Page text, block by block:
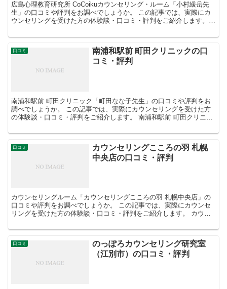
広島心理教育研究所 CoCoikuカウンセリング・ルーム「小村緩岳先
生」の口コミや評判をお調べでしょうか。 この記事では、実際にカ
ウンセリングを受けた方の体験談・口コミ・評判をご紹介します。
口コミ
南浦和駅前 町田クリニックの口
コミ・評判
南浦和駅前 町田クリニック「町田なな子先生」の口コミや評判をお
調べでしょうか。 この記事では、実際にカウンセリングを受けた方
の体験談・口コミ・評判をご紹介します。 南浦和駅前 町田クリニッ
口コミ
カウンセリングこころの羽 札幌
中央店の口コミ・評判
カウンセリングルーム「カウンセリングこころの羽 札幌中央店」の
口コミや評判をお調べでしょうか。 この記事では、実際にカウンセ
リングを受けた方の体験談・口コミ・評判をご紹介します。 カウン
口コミ
のっぽろカウンセリング研究室
（江別市）の口コミ・評判